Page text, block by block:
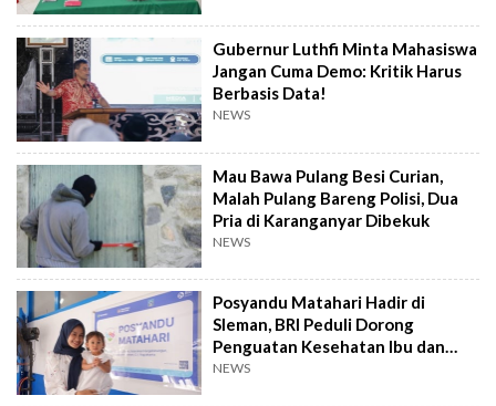
Gubernur Luthfi Minta Mahasiswa
Jangan Cuma Demo: Kritik Harus
Berbasis Data!
NEWS
Mau Bawa Pulang Besi Curian,
Malah Pulang Bareng Polisi, Dua
Pria di Karanganyar Dibekuk
NEWS
Posyandu Matahari Hadir di
Sleman, BRI Peduli Dorong
Penguatan Kesehatan Ibu dan
Anak
NEWS